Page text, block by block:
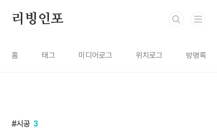
리빙인포
홈 태그 미디어로그 위치로그 방명록
시공 3